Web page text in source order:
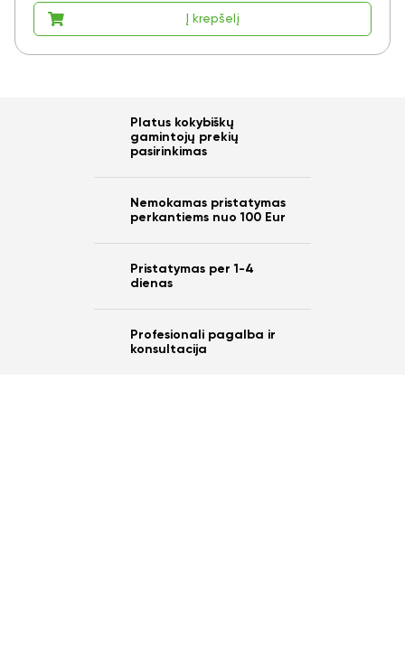
Į krepšelį
Platus kokybiškų
gamintojų prekių
pasirinkimas
Nemokamas pristatymas
perkantiems nuo 100 Eur
Pristatymas per 1-4
dienas
Profesionali pagalba ir
konsultacija